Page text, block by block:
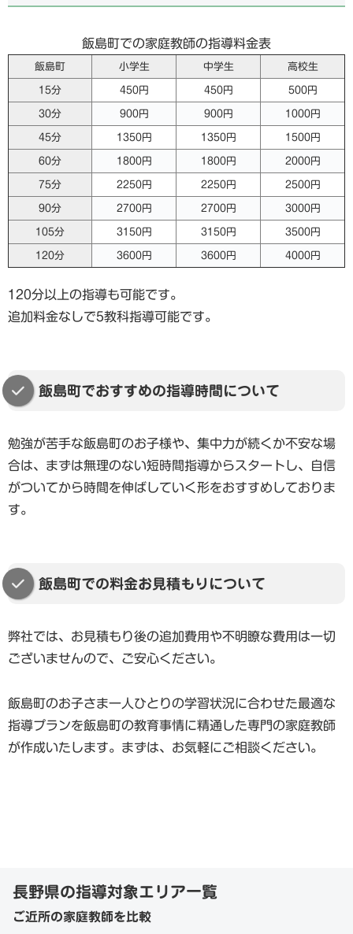
飯島町での家庭教師の指導料金表
飯島町 小学生 中学生 高校生
15分 450円 450円 500円
30分 900円 900円 1000円
45分 1350円 1350円 1500円
60分 1800円 1800円 2000円
75分 2250円 2250円 2500円
90分 2700円 2700円 3000円
105分 3150円 3150円 3500円
120分 3600円 3600円 4000円
120分以上の指導も可能です。
追加料金なしで5教科指導可能です。
飯島町でおすすめの指導時間について
勉強が苦手な飯島町のお子様や、集中力が続くか不安な場
合は、まずは無理のない短時間指導からスタートし、自信
がついてから時間を伸ばしていく形をおすすめしておりま
す。
飯島町での料金お見積もりについて
弊社では、お見積もり後の追加費用や不明瞭な費用は一切
ございませんので、ご安心ください。
飯島町のお子さま一人ひとりの学習状況に合わせた最適な
指導プランを飯島町の教育事情に精通した専門の家庭教師
が作成いたします。まずは、お気軽にご相談ください。
長野県の指導対象エリア一覧
ご近所の家庭教師を比較